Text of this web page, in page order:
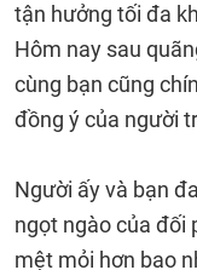
tận hưởng tối đa
Hôm nay sau
cùng bạn cũng
đồng ý của người
Người ấy và bạn
ngọt ngào của đối
mệt mỏi hơn bao